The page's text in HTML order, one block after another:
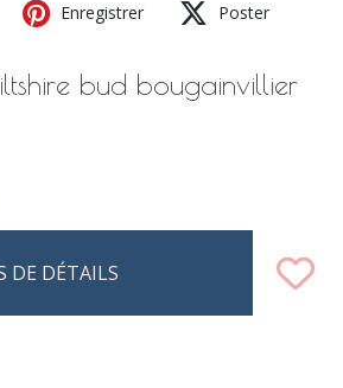
Enregistrer Poster
bud bougainvillier
DE DÉTAILS